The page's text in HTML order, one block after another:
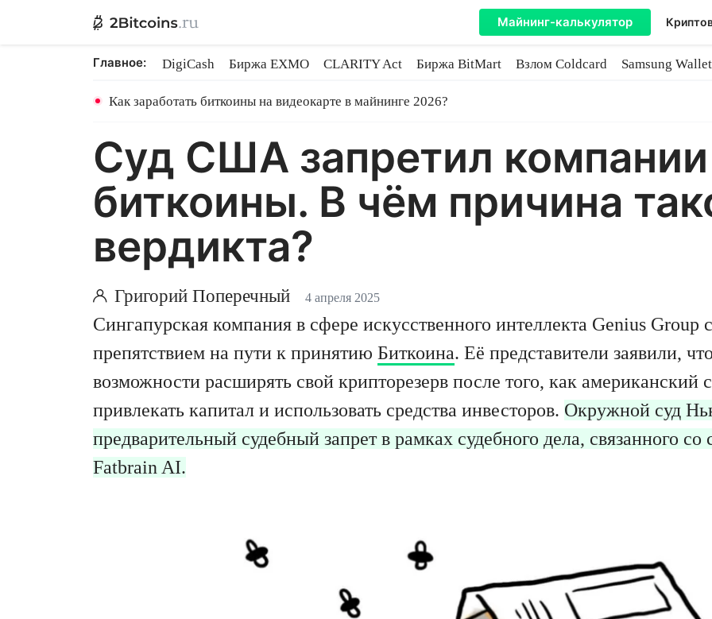
Майнинг-калькулятор
Главное: DigiCash Биржа EXMO CLARITY Act Биржа BitMart Взлом Coldcard
Samsung Wallet
Как заработать биткоины на видеокарте в майнинге 2026?
Суд США запретил компании
биткоины. В чём причина
вердикта?
Григорий Поперечный 4 апреля 2025
Сингапурская компания в сфере искусственного интеллекта Genius Group
препятствием на пути к принятию Биткоина. Её представители заявили,
возможности расширять свой крипторезерв после того, как американский
привлекать капитал и использовать средства инвесторов. Окружной суд
предварительный судебный запрет в рамках судебного дела, связанного
Fatbrain AI.